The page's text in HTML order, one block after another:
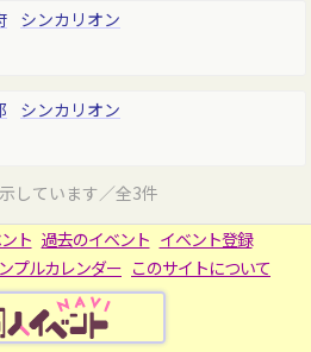
シンカリオン
シンカリオン
しています／全3件
ト 過去のイベント イベント登録
プルカレンダー このサイトについて